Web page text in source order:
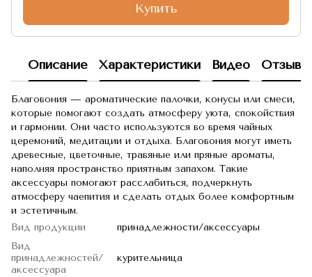
Купить
Описание Характеристики Видео Отзывы
Благовония — ароматические палочки, конусы или смеси,
которые помогают создать атмосферу уюта, спокойствия
и гармонии. Они часто используются во время чайных
церемоний, медитации и отдыха. Благовония могут иметь
древесные, цветочные, травяные или пряные ароматы,
наполняя пространство приятным запахом. Такие
аксессуары помогают расслабиться, подчеркнуть
атмосферу чаепития и сделать отдых более комфортным
и эстетичным.
Вид продукции
принадлежности/аксессуары
Вид
принадлежностей/
аксессуара
курительница